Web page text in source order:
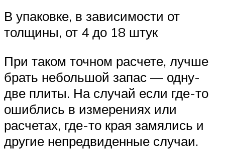
В упаковке, в зависимости от
толщины, от 4 до 18 штук
При таком точном расчете, лучше
брать небольшой запас — одну-
две плиты. На случай если где-то
ошиблись в измерениях или
расчетах, где-то края замялись и
другие непредвиденные случаи.